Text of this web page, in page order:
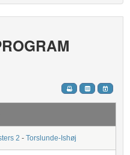
2-Torslunde-Ishøj